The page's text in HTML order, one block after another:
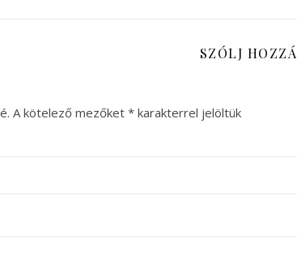
SZÓLJ HOZZÁ
A kötelező mezőket * karakterrel jelöltük